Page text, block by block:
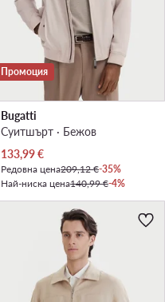
Промоция
Bugatti
Суитшърт · Бежов
Актуална цена
133,99€
Редовна цена209,12 €-35%
Най-ниска цена140,99 €-4%